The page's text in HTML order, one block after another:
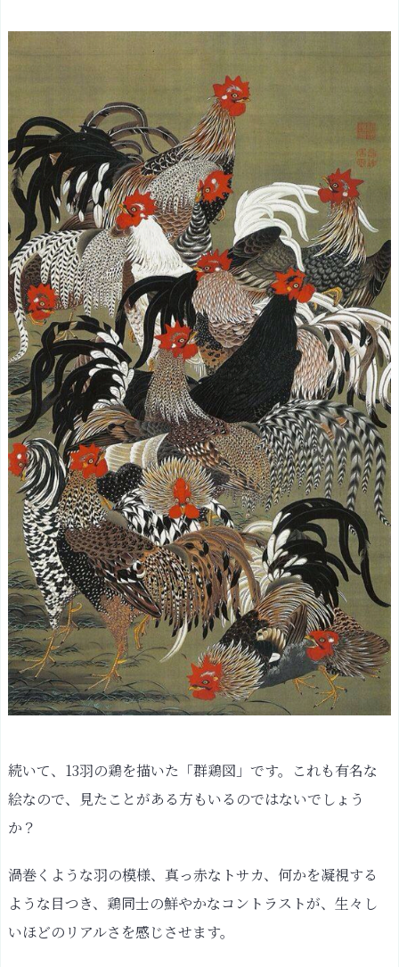
続いて、13羽の鶏を描いた「群鶏図」です。これも有名な
絵なので、見たことがある方もいるのではないでしょう
か？
渦巻くような羽の模様、真っ赤なトサカ、何かを凝視する
ような目つき、鶏同士の鮮やかなコントラストが、生々し
いほどのリアルさを感じさせます。